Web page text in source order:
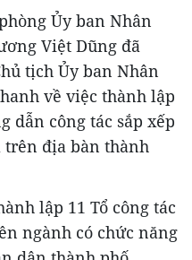
Ủy ban Nhân
Việt Dũng đã
tịch Ủy ban Nhân
về việc thành lập
dẫn công tác sắp xếp
trên địa bàn thành
lập 11 Tổ công tác
ngành có chức năng